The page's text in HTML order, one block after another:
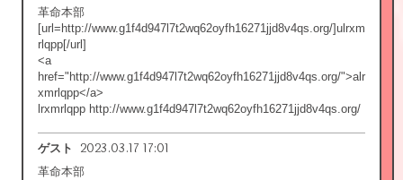
革命本部
[url=http://www.g1f4d947l7t2wq62oyfh16271jjd8v4qs.org/]ulrxm
rlqpp[/url]
<a
href="http://www.g1f4d947l7t2wq62oyfh16271jjd8v4qs.org/">alr
xmrlqpp</a>
lrxmrlqpp http://www.g1f4d947l7t2wq62oyfh16271jjd8v4qs.org/
ゲスト 2023.03.17 17:01
革命本部